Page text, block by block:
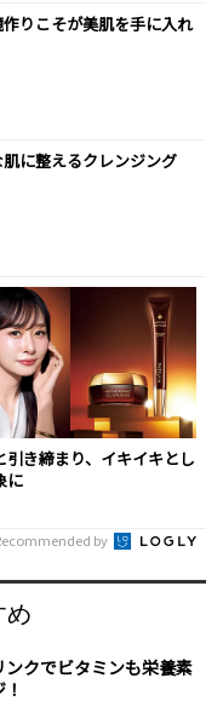
りこそが美肌を手に入れ
に整えるクレンジング
引き締まり、イキイキとし
に
by
め
クでビタミンも栄養素